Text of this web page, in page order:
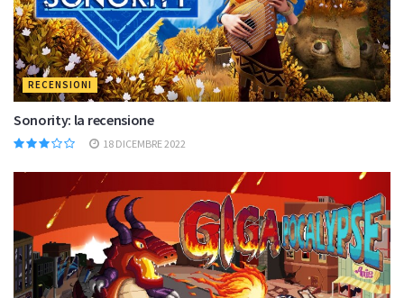
RECENSIONI
Sonority: la recensione
18 DICEMBRE 2022